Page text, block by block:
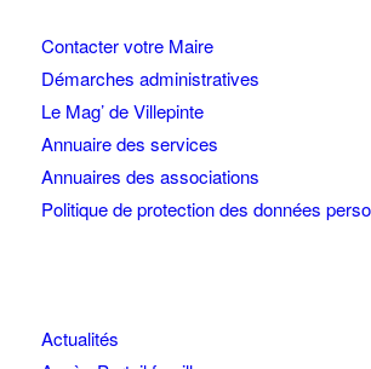
Contacter votre Maire
Démarches administratives
Le Mag’ de Villepinte
Annuaire des services
Annuaires des associations
Politique de protection des données
Actualités